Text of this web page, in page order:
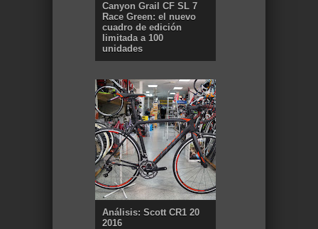
Canyon Grail CF SL 7
Race Green: el nuevo
cuadro de edición
limitada a 100
unidades
Análisis: Scott CR1 20
2016